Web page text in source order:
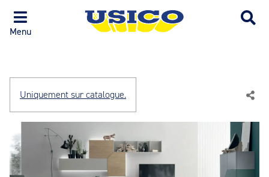
Menu
Uniquement sur catalogue.